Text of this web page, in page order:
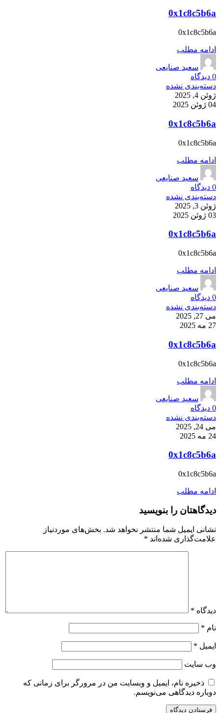
0x1c8c5b6a
0x1c8c5b6a
ادامه مطلب
سعید صنایعی
0 دیدگاه
دسته‌بندی نشده
ژوئن 4, 2025
04 ژوئن 2025
0x1c8c5b6a
0x1c8c5b6a
ادامه مطلب
سعید صنایعی
0 دیدگاه
دسته‌بندی نشده
ژوئن 3, 2025
03 ژوئن 2025
0x1c8c5b6a
0x1c8c5b6a
ادامه مطلب
سعید صنایعی
0 دیدگاه
دسته‌بندی نشده
می 27, 2025
27 مه 2025
0x1c8c5b6a
0x1c8c5b6a
ادامه مطلب
سعید صنایعی
0 دیدگاه
دسته‌بندی نشده
می 24, 2025
24 مه 2025
0x1c8c5b6a
0x1c8c5b6a
ادامه مطلب
دیدگاهتان را بنویسید
نشانی ایمیل شما منتشر نخواهد شد. بخش‌های موردنیاز
علامت‌گذاری شده‌اند *
دیدگاه *
نام *
ایمیل *
وب‌ سایت
ذخیره نام، ایمیل و وبسایت من در مرورگر برای زمانی که
دوباره دیدگاهی می‌نویسم.